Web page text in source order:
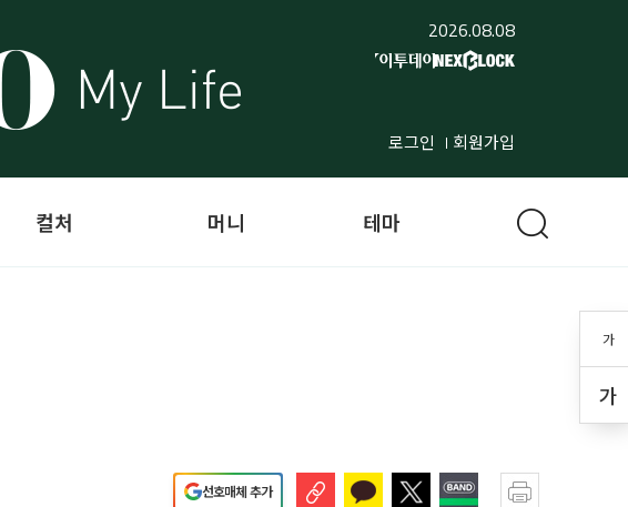
2026.08.08
로그인 회원가입
가
가
컬처 머니 테마
선호매체 추가